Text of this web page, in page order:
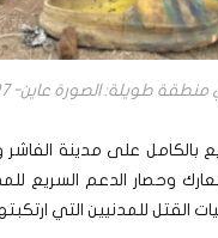
الصورة عاين- 27 أكتوبر 2025
على مدينة الفاشر
على المعارك وحصار الدعم
القتل للمدنيين التي